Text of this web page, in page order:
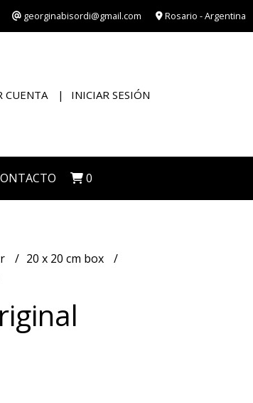
georginabisordi@gmail.com Rosario - Argentina
CUENTA INICIAR SESIÓN
0
20 x 20 cm box